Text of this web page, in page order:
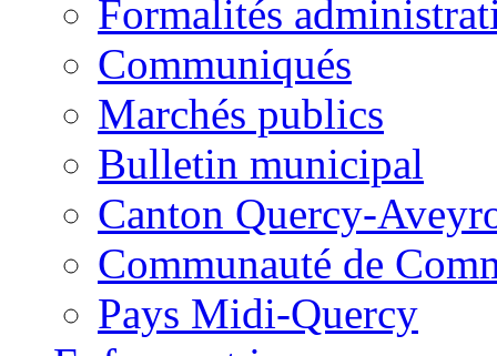
Formalités
Communiqués
Marchés publics
Bulletin municipal
Canton Quercy-
Communauté de
Pays Midi-Quercy